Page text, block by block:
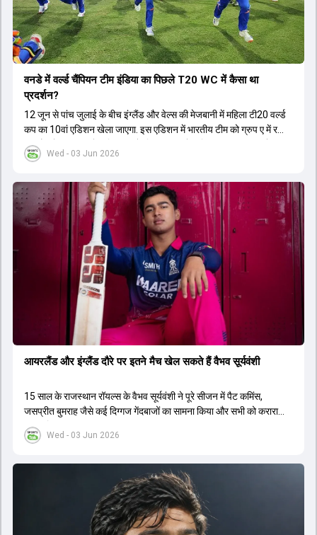
Wed - 03 Jun 2026
वनडे में वर्ल्ड चैंप‍ियन टीम इंडिया का प‍िछले T20 WC में कैसा था
प्रदर्शन?
12 जून से पांच जुलाई के बीच इंग्लैंड और वेल्स की मेजबानी में महिला टी20 वर्ल्ड
कप का 10वां एडिशन खेला जाएगा. इस एडिशन में भारतीय टीम को ग्रुप ए में रखा
गया है, जो 14 जून को पाकिस्तान के ख‍िलाफ अपने अभ‍ियान का आगाज करेगी.
Wed - 03 Jun 2026
आयरलैंड और इंग्लैंड दौरे पर इतने मैच खेल सकते हैं वैभव सूर्यवंशी
15 साल के राजस्थान रॉयल्स के वैभव सूर्यवंशी ने पूरे सीजन में पैट कमिंस,
जसप्रीत बुमराह जैसे कई द‍िग्गज गेंदबाजों का सामना किया और सभी को करारा
जवाब द‍िया.